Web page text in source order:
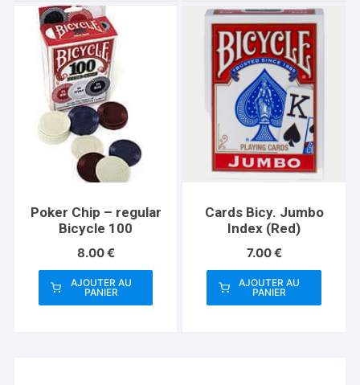
Poker Chip – regular
Bicycle 100
8.00€
AJOUTER AU
PANIER
Cards Bicy. Jumbo
Index (Red)
7.00€
AJOUTER AU
PANIER